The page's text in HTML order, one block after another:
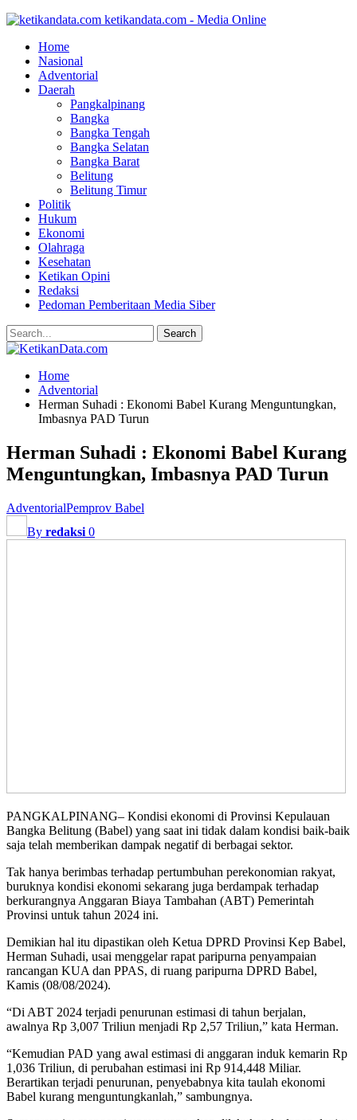
ketikandata.com - Media Online
Home
Nasional
Adventorial
Daerah
Pangkalpinang
Bangka
Bangka Tengah
Bangka Selatan
Bangka Barat
Belitung
Belitung Timur
Politik
Hukum
Ekonomi
Olahraga
Kesehatan
Ketikan Opini
Redaksi
Pedoman Pemberitaan Media Siber
Home
Adventorial
Herman Suhadi : Ekonomi Babel Kurang Menguntungkan,
Imbasnya PAD Turun
Herman Suhadi : Ekonomi Babel Kurang
Menguntungkan, Imbasnya PAD Turun
AdventorialPemprov Babel
By redaksi 0
PANGKALPINANG– Kondisi ekonomi di Provinsi Kepulauan
Bangka Belitung (Babel) yang saat ini tidak dalam kondisi baik-baik
saja telah memberikan dampak negatif di berbagai sektor.
Tak hanya berimbas terhadap pertumbuhan perekonomian rakyat,
buruknya kondisi ekonomi sekarang juga berdampak terhadap
berkurangnya Anggaran Biaya Tambahan (ABT) Pemerintah
Provinsi untuk tahun 2024 ini.
Demikian hal itu dipastikan oleh Ketua DPRD Provinsi Kep Babel,
Herman Suhadi, usai menggelar rapat paripurna penyampaian
rancangan KUA dan PPAS, di ruang paripurna DPRD Babel,
Kamis (08/08/2024).
“Di ABT 2024 terjadi penurunan estimasi di tahun berjalan,
awalnya Rp 3,007 Triliun menjadi Rp 2,57 Triliun,” kata Herman.
“Kemudian PAD yang awal estimasi di anggaran induk kemarin Rp
1,036 Triliun, di perubahan estimasi ini Rp 914,448 Miliar.
Berartikan terjadi penurunan, penyebabnya kita taulah ekonomi
Babel kurang menguntungkanlah,” sambungnya.